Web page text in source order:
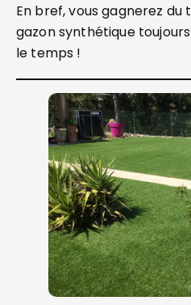
En bref, vous gagnerez
gazon synthétique
le temps !